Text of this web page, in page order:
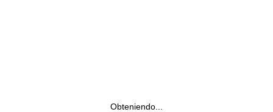
Obteniendo...